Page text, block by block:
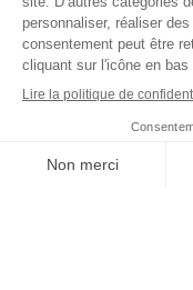
Services
Mentions Légales